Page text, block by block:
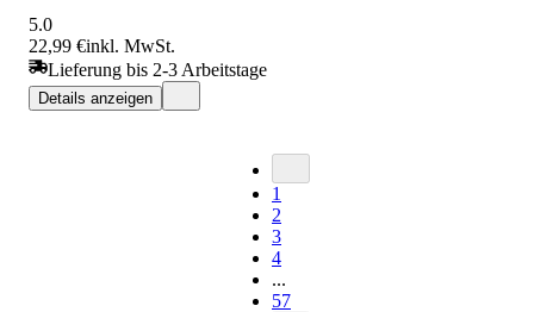
5.0
22,99 €inkl. MwSt.
Lieferung bis 2-3 Arbeitstage
Details anzeigen
1
2
3
4
...
57